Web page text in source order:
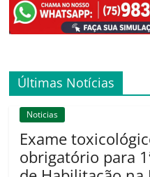
Últimas Notícias
Noticias
Exame
obrigatório para